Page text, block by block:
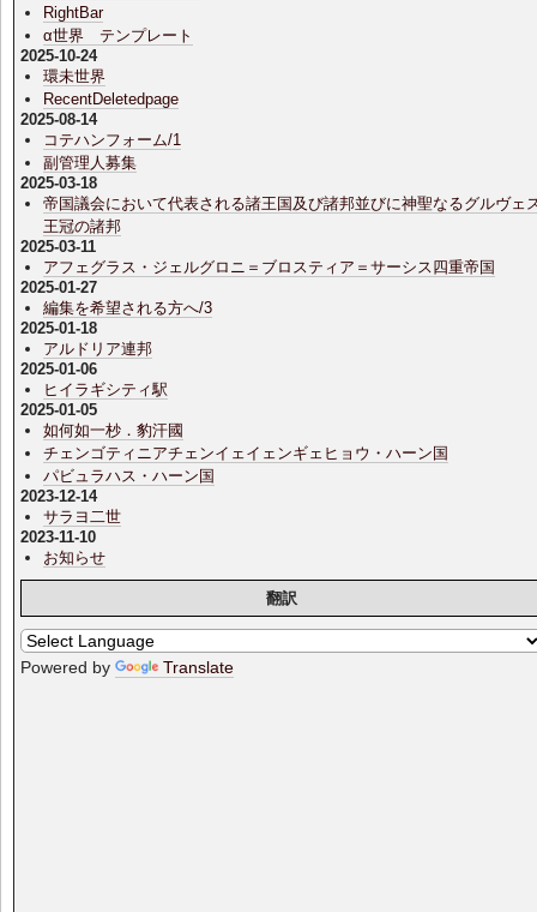
RightBar
α世界 テンプレート
2025-10-24
環未世界
RecentDeletedpage
2025-08-14
コテハンフォーム/1
副管理人募集
2025-03-18
帝国議会において代表される諸王国及び諸邦並びに神聖なるグルヴェ
王冠の諸邦
2025-03-11
アフェグラス・ジェルグロニ＝ブロスティア＝サーシス四重帝国
2025-01-27
編集を希望される方へ/3
2025-01-18
アルドリア連邦
2025-01-06
ヒイラギシティ駅
2025-01-05
如何如一杪．豹汗國
チェンゴティニアチェンイェイェンギェヒョウ・ハーン国
パビュラハス・ハーン国
2023-12-14
サラヨ二世
2023-11-10
お知らせ
翻訳
Powered by Translate